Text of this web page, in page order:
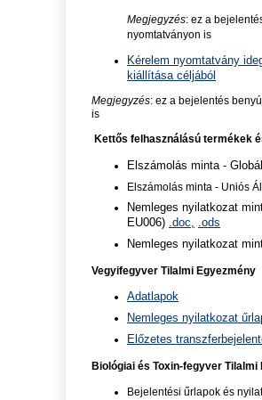
Megjegyzés: ez a
nyomtatványon is
Kérelem nyomtatvány
kiállítása céljából
Megjegyzés: ez a bejelentés
is
Kettős felhasználású termékek
Elszámolás minta -
Elszámolás minta - Uniós
Nemleges nyilatkozat
EU006) .doc, .ods
Nemleges nyilatkozat
Vegyifegyver Tilalmi Egyezmény
Adatlapok
Nemleges nyilatkozat
Előzetes
Biológiai és Toxin-fegyver Tilalmi
Bejelentési űrlapok és